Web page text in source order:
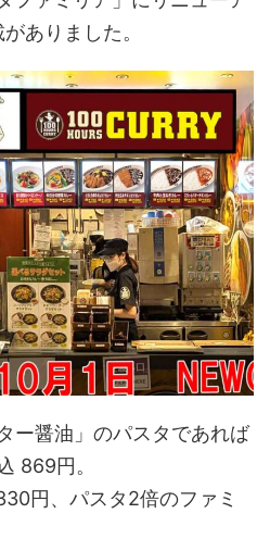
ありました。
ー醤油」のパスタであれば
869円。
円、パスタ2倍のファミ